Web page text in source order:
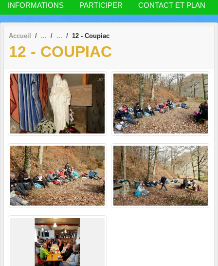
INFORMATIONS PARTICIPER CONTACT ET PLAN
Accueil 12 - Coupiac
12 - COUPIAC